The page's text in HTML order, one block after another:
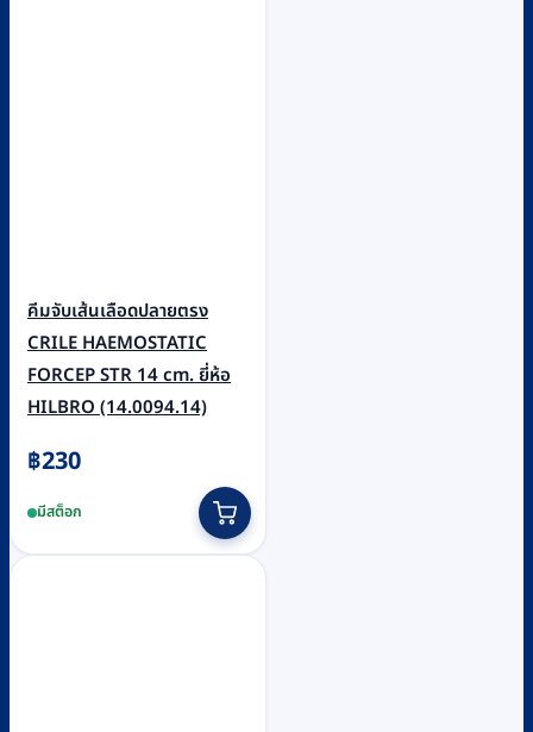
คีมจับเส้นเลือดปลายตรง
CRILE HAEMOSTATIC
FORCEP STR 14 cm. ยี่ห้อ
HILBRO (14.0094.14)
฿230
มีสต็อก